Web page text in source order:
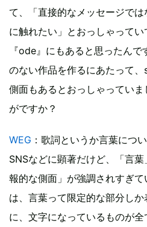
て、「直接的なメッセージで
に触れたい」とおっしゃってい
『ode』にもあると思ったん
のない作品を作るにあたって
側面もあるとおっしゃってい
がですか？
WEG ：歌詞というか言葉につ
SNSなどに顕著だけど、「言
報的な側面」が強調されすぎ
は、言葉って限定的な部分し
に、文字になっているものが